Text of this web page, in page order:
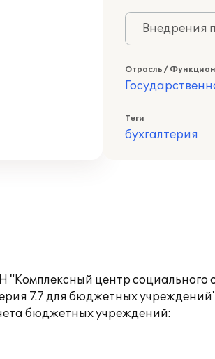
Внедрения
Отрасль /
Теги
бухгалтерия
"Комплексный центр
7.7 для бюджетных
бюджетных учреждений: